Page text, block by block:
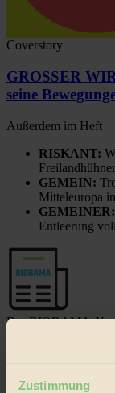
Zustimmung
Coverstory
GROSSER
seine
Außerdem im Heft
RISKANT:
GEMEIN:
Mitteleuropa
GEMEINER:
Entleerung
Der BIORAMA-
Gewinnspiele &
BIORAMA-